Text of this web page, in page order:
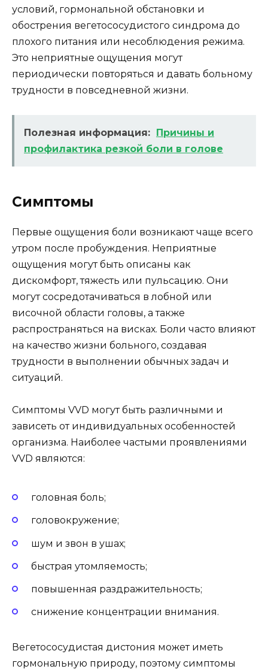
условий, гормональной обстановки и
обострения вегетососудистого синдрома до
плохого питания или несоблюдения режима.
Это неприятные ощущения могут
периодически повторяться и давать больному
трудности в повседневной жизни.
Полезная информация: Причины и
профилактика резкой боли в голове
Симптомы
Первые ощущения боли возникают чаще всего
утром после пробуждения. Неприятные
ощущения могут быть описаны как
дискомфорт, тяжесть или пульсацию. Они
могут сосредотачиваться в лобной или
височной области головы, а также
распространяться на висках. Боли часто влияют
на качество жизни больного, создавая
трудности в выполнении обычных задач и
ситуаций.
Симптомы VVD могут быть различными и
зависеть от индивидуальных особенностей
организма. Наиболее частыми проявлениями
VVD являются:
головная боль;
головокружение;
шум и звон в ушах;
быстрая утомляемость;
повышенная раздражительность;
снижение концентрации внимания.
Вегетососудистая дистония может иметь
гормональную природу, поэтому симптомы